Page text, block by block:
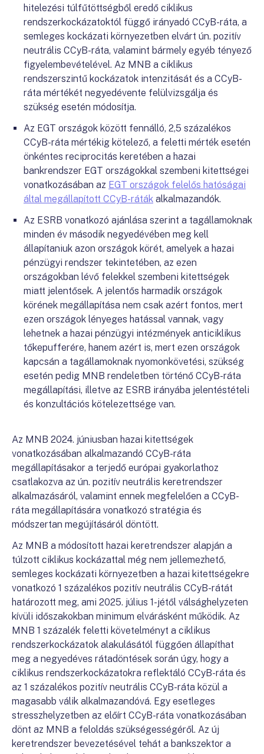
hitelezési túlfűtöttségből eredő ciklikus
rendszerkockázatoktól függő irányadó CCyB-ráta, a
semleges kockázati környezetben elvárt ún. pozitív
neutrális CCyB-ráta, valamint bármely egyéb tényező
figyelembevételével. Az MNB a ciklikus
rendszerszintű kockázatok intenzitását és a CCyB-
ráta mértékét negyedévente felülvizsgálja és
szükség esetén módosítja.
Az EGT országok között fennálló, 2,5 százalékos
CCyB-ráta mértékig kötelező, a feletti mérték esetén
önkéntes reciprocitás keretében a hazai
bankrendszer EGT országokkal szembeni kitettségei
vonatkozásában az EGT országok felelős hatóságai
által megállapított CCyB-ráták alkalmazandók.
Az ESRB vonatkozó ajánlása szerint a tagállamoknak
minden év második negyedévében meg kell
állapítaniuk azon országok körét, amelyek a hazai
pénzügyi rendszer tekintetében, az ezen
országokban lévő felekkel szembeni kitettségek
miatt jelentősek. A jelentős harmadik országok
körének megállapítása nem csak azért fontos, mert
ezen országok lényeges hatással vannak, vagy
lehetnek a hazai pénzügyi intézmények anticiklikus
tőkepufferére, hanem azért is, mert ezen országok
kapcsán a tagállamoknak nyomonkövetési, szükség
esetén pedig MNB rendeletben történő CCyB-ráta
megállapítási, illetve az ESRB irányába jelentéstételi
és konzultációs kötelezettsége van.
Az MNB 2024. júniusban hazai kitettségek
vonatkozásában alkalmazandó CCyB-ráta
megállapításakor a terjedő európai gyakorlathoz
csatlakozva az ún. pozitív neutrális keretrendszer
alkalmazásáról, valamint ennek megfelelően a CCyB-
ráta megállapítására vonatkozó stratégia és
módszertan megújításáról döntött.
Az MNB a módosított hazai keretrendszer alapján a
túlzott ciklikus kockázattal még nem jellemezhető,
semleges kockázati környezetben a hazai kitettségekre
vonatkozó 1 százalékos pozitív neutrális CCyB-rátát
határozott meg, ami 2025. július 1-jétől válsághelyzeten
kívüli időszakokban minimum elvárásként működik. Az
MNB 1 százalék feletti követelményt a ciklikus
rendszerkockázatok alakulásától függően állapíthat
meg a negyedéves rátadöntések során úgy, hogy a
ciklikus rendszerkockázatokra reflektáló CCyB-ráta és
az 1 százalékos pozitív neutrális CCyB-ráta közül a
magasabb válik alkalmazandóvá. Egy esetleges
stresszhelyzetben az előírt CCyB-ráta vonatkozásában
dönt az MNB a feloldás szükségességéről. Az új
keretrendszer bevezetésével tehát a bankszektor a